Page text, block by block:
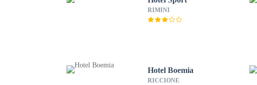
RIMINI
Hotel Boemia
RICCIONE